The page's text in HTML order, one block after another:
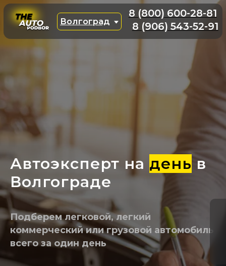
8 (800) 600-28-81
8 (906) 543-52-91
Волгоград
Автоэксперт на день в
Волгограде
Подберем легковой, легкий
коммерческий или грузовой автомобиль
всего за один день